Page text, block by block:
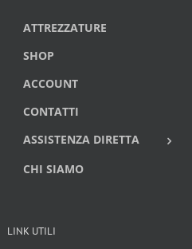
ATTREZZATURE
SHOP
ACCOUNT
CONTATTI
ASSISTENZA DIRETTA
CHI SIAMO
LINK UTILI